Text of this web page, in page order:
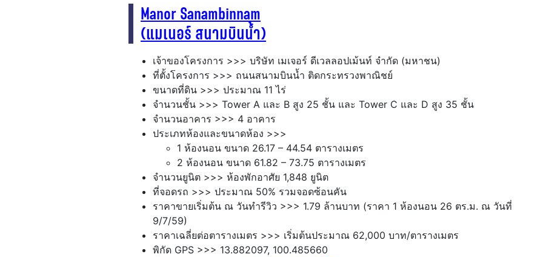
Manor Sanambinnam
(แมเนอร์ สนามบินน้ำ)
เจ้าของโครงการ >>> บริษัท เมเจอร์ ดีเวลลอปเม้นท์ จำกัด (มหาชน)
ที่ตั้งโครงการ >>> ถนนสนามบินน้ำ ติดกระทรวงพาณิชย์
ขนาดที่ดิน >>> ประมาณ 11 ไร่
จำนวนชั้น >>> Tower A และ B สูง 25 ชั้น และ Tower C และ D สูง 35 ชั้น
จำนวนอาคาร >>> 4 อาคาร
ประเภทห้องและขนาดห้อง >>>
1 ห้องนอน ขนาด 26.17 – 44.54 ตารางเมตร
2 ห้องนอน ขนาด 61.82 – 73.75 ตารางเมตร
จำนวนยูนิต >>> ห้องพักอาศัย 1,848 ยูนิต
ที่จอดรถ >>> ประมาณ 50% รวมจอดซ้อนคัน
ราคาขายเริ่มต้น ณ วันทำรีวิว >>> 1.79 ล้านบาท (ราคา 1 ห้องนอน 26 ตร.ม. ณ วันที่
9/7/59)
ราคาเฉลี่ยต่อตารางเมตร >>> เริ่มต้นประมาณ 62,000 บาท/ตารางเมตร
พิกัด GPS >>> 13.882097, 100.485660